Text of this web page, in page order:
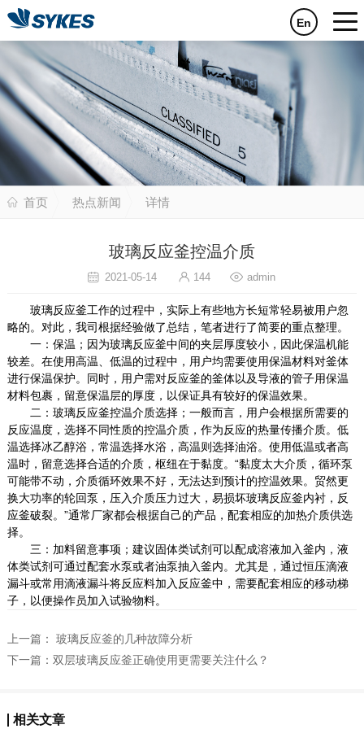
En
首页 热点新闻 详情
玻璃反应釜控温介质
2021-05-14 144 admin
玻璃反应釜工作的过程中，实际上有些地方长短常轻易被用户忽
略的。对此，我司根据经验做了总结，笔者进行了简要的重点整理。
一：保温；因为玻璃反应釜中间的夹层厚度较小，因此保温机能
较差。在使用高温、低温的过程中，用户均需要使用保温材料对釜体
进行保温保护。同时，用户需对反应釜的釜体以及导液的管子用保温
材料包裹，留意保温层的厚度，以保证具有较好的保温效果。
二：玻璃反应釜控温介质选择；一般而言，用户会根据所需要的
反应温度，选择不同性质的控温介质，作为反应的热量传播介质。低
温选择冰乙醇浴，常温选择水浴，高温则选择油浴。使用低温或者高
温时，留意选择合适的介质，枢纽在于黏度。“黏度太大介质，循环泵
可能带不动，介质循环效果不好，无法达到预计的控温效果。贸然更
换大功率的轮回泵，压入介质压力过大，易损坏玻璃反应釜内衬，反
应釜破裂。”通常厂家都会根据自己的产品，配套相应的加热介质供选
择。
三：加料留意事项；建议固体类试剂可以配成溶液加入釜内，液
体类试剂可通过配套水泵或者油泵抽入釜内。尤其是，通过恒压滴液
漏斗或常用滴液漏斗将反应料加入反应釜中，需要配套相应的移动梯
子，以便操作员加入试验物料。
上一篇：
玻璃反应釜的几种故障分析
下一篇： 双层玻璃反应釜正确使用更需要关注什么？
相关文章